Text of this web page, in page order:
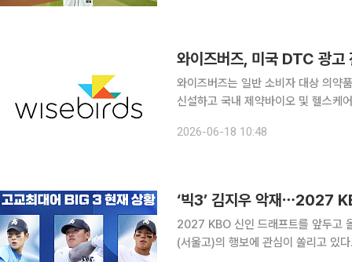
와이즈버즈, 미국 DTC 광고
와이즈버즈는 일반 소비자 대상 의
신설하고 국내 제약바이오 및 헬스케
기 등 브랜드를 알리는 마케팅 방식이
2026-06-18 10:48
‘빅3’ 김지우 악재⋯2027
2027 KBO 신인 드래프트를 앞두고
(서울고)의 행보에 관심이 쏠리고 있다. 15일 KBO 공식 유튜브 채널에는 이재국 SPOTV 고교